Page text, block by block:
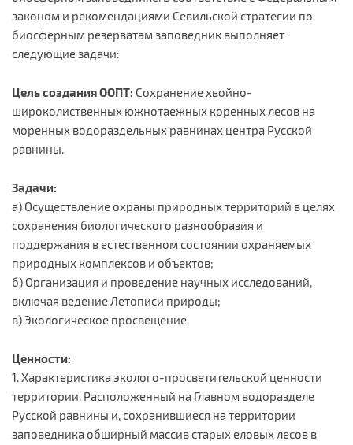
законом и рекомендациями Севильской стратегии по
биосферным резерватам заповедник выполняет
следующие задачи:
Цель создания ООПТ: Сохранение хвойно-
широколиственных южнотаежных коренных лесов на
моренных водораздельных равнинах центра Русской
равнины.
Задачи:
а) Осуществление охраны природных территорий в целях
сохранения биологического разнообразия и
поддержания в естественном состоянии охраняемых
природных комплексов и объектов;
б) Организация и проведение научных исследований,
включая ведение Летописи природы;
в) Экологическое просвещение.
Ценности:
1. Характеристика эколого-просветительской ценности
территории. Расположенный на Главном водоразделе
Русской равнины и, сохранившиеся на территории
заповедника обширный массив старых еловых лесов в